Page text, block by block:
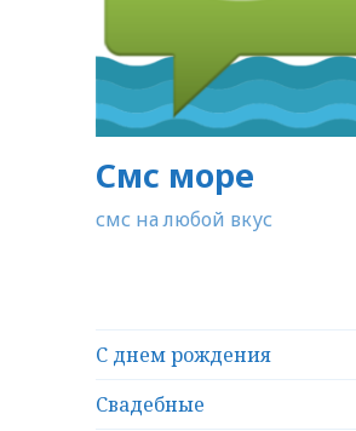
Смс море
смс на любой вкус
С днем рождения
Свадебные